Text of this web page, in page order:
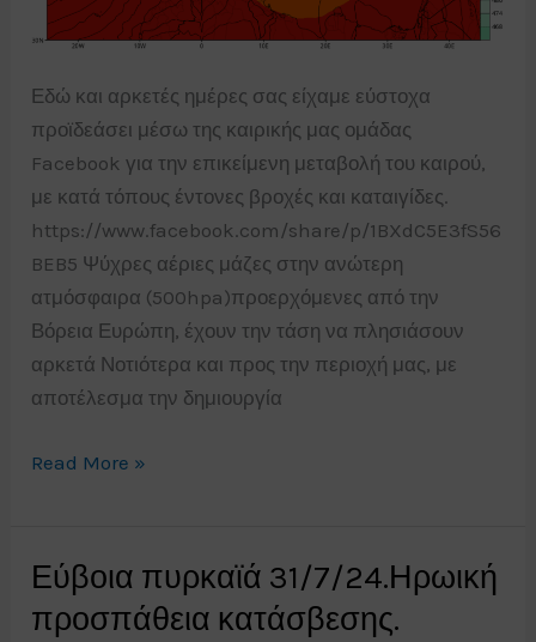
Εδώ και αρκετές ημέρες σας είχαμε εύστοχα
προϊδεάσει μέσω της καιρικής μας ομάδας
Facebook για την επικείμενη μεταβολή του καιρού,
με κατά τόπους έντονες βροχές και καταιγίδες.
https://www.facebook.com/share/p/1BXdC5E3fS56
BEB5 Ψύχρες αέριες μάζες στην ανώτερη
ατμόσφαιρα (500hpa)προερχόμενες από την
Βόρεια Ευρώπη, έχουν την τάση να πλησιάσουν
αρκετά Νοτιότερα και προς την περιοχή μας, με
αποτέλεσμα την δημιουργία
Βροχές
τόπους
ισχυρές
καταιγίδες,
Read More »
Εύβοια πυρκαϊά 31/7/24.Ηρωική
προσπάθεια κατάσβεσης.